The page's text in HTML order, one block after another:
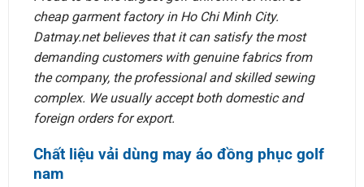
cheap garment factory in Ho Chi Minh City.
Datmay.net believes that it can satisfy the most
demanding customers with genuine fabrics from
the company, the professional and skilled sewing
complex. We usually accept both domestic and
foreign orders for export.
Chất liệu vải dùng may áo đồng phục golf
nam